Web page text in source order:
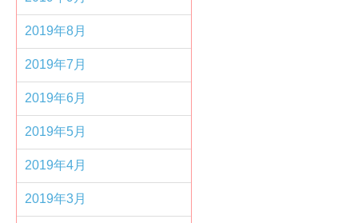
2019年8月
2019年7月
2019年6月
2019年5月
2019年4月
2019年3月